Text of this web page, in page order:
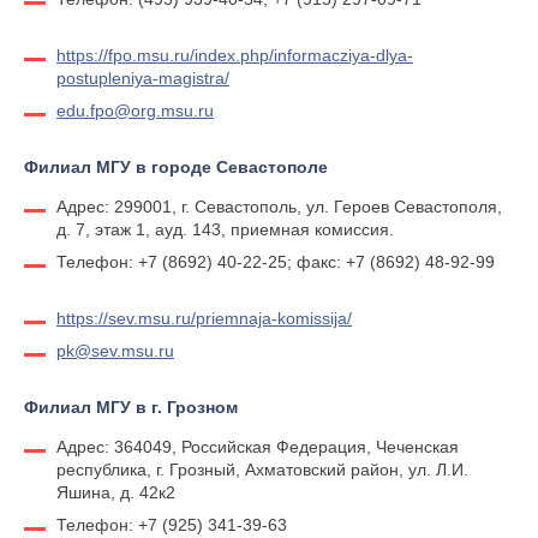
https://fpo.msu.ru/index.php/informacziya-dlya-
postupleniya-magistra/
edu.fpo@org.msu.ru
Филиал МГУ в городе Севастополе
Адрес: 299001, г. Севастополь, ул. Героев Севастополя,
д. 7, этаж 1, ауд. 143, приемная комиссия.
Телефон: +7 (8692) 40-22-25; факс: +7 (8692) 48-92-99
https://sev.msu.ru/priemnaja-komissija/
pk@sev.msu.ru
Филиал МГУ в г. Грозном
Адрес: 364049, Российская Федерация, Чеченская
республика, г. Грозный, Ахматовский район, ул. Л.И.
Яшина, д. 42к2
Телефон: +7 (925) 341-39-63